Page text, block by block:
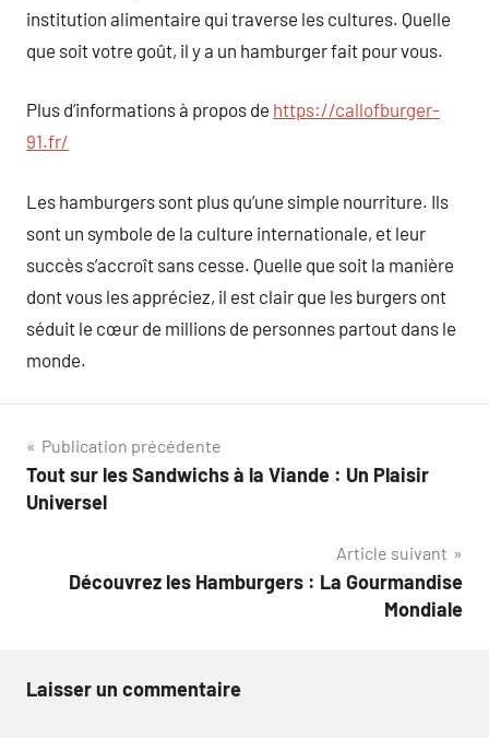
institution alimentaire qui traverse les cultures. Quelle
que soit votre goût, il y a un hamburger fait pour vous.
Plus d’informations à propos de https://callofburger-
91.fr/
Les hamburgers sont plus qu’une simple nourriture. Ils
sont un symbole de la culture internationale, et leur
succès s’accroît sans cesse. Quelle que soit la manière
dont vous les appréciez, il est clair que les burgers ont
séduit le cœur de millions de personnes partout dans le
monde.
Navigation
de
Publication précédente
Tout sur les Sandwichs à la Viande : Un Plaisir
Universel
Article suivant
Découvrez les Hamburgers : La Gourmandise
Mondiale
Laisser un commentaire